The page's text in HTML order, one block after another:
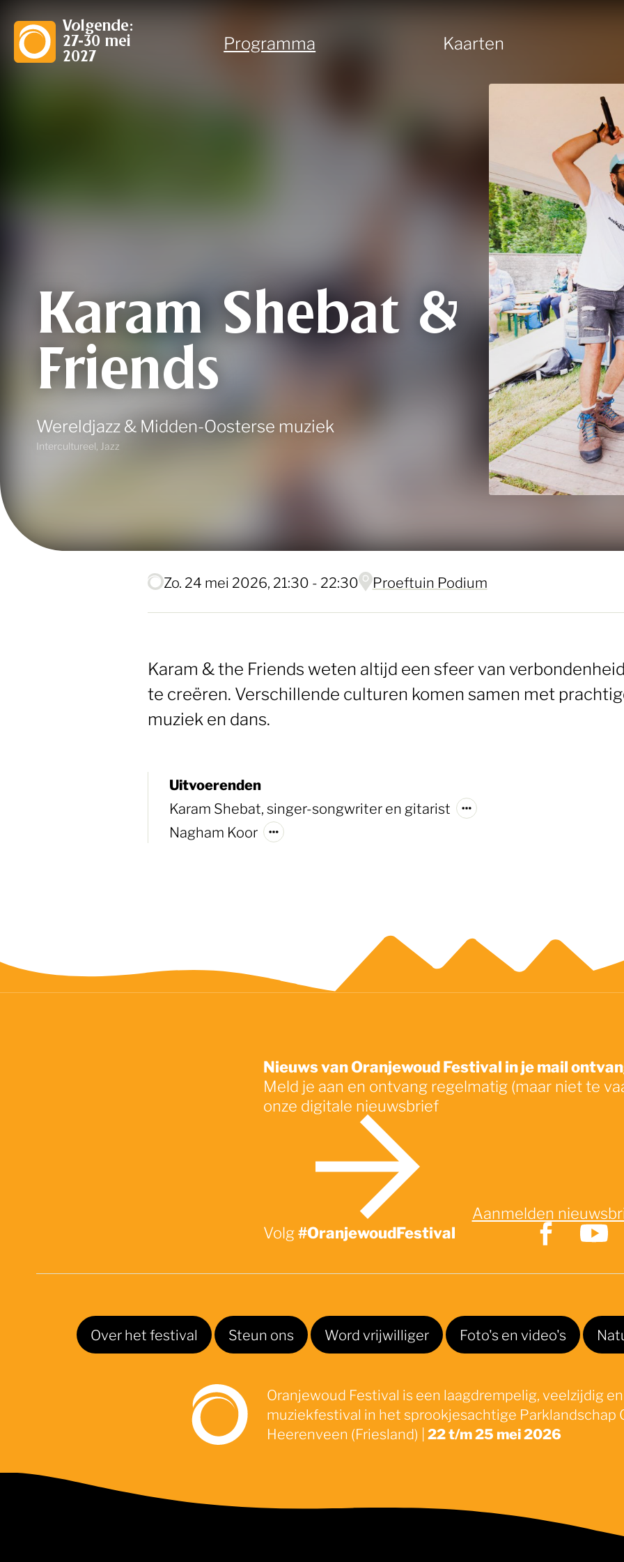
Volgende:
27-30 mei
2027
Programma Kaarten
Karam Shebat &
Friends
Wereldjazz & Midden-Oosterse muziek
Intercultureel, Jazz
zo. 24 mei 2026, 21:30 - 22:30 Proeftuin Podium
Karam & the Friends weten altijd een sfeer van verbondenheid
te creëren. Verschillende culturen komen samen met
muziek en dans.
Uitvoerenden
Karam Shebat, singer-songwriter en gitarist
Nagham Koor
Nieuws van Oranjewoud Festival in je mail
Meld je aan en ontvang regelmatig (maar niet te
onze digitale nieuwsbrief
Aanmelden
Volg#OranjewoudFestival
Over het festival Steun ons Word vrijwilliger Foto's en video's
Oranjewoud Festival is een laagdrempelig, veelzijdig
muziekfestival in het sprookjesachtige Parklandschap
Heerenveen (Friesland) |22 t/m 25 mei 2026